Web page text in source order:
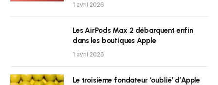
1 avril 2026
Les AirPods Max 2 débarquent enfin
dans les boutiques Apple
1 avril 2026
Le troisième fondateur ‘oublié’ d’Apple